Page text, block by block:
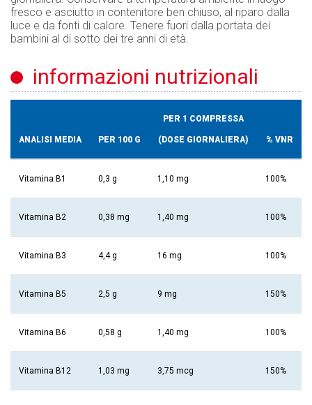
fresco e asciutto in contenitore ben chiuso, al riparo dalla
luce e da fonti di calore. Tenere fuori dalla portata dei
bambini al di sotto dei tre anni di età.
informazioni nutrizionali
ANALISI MEDIA PER 100 G
PER 1 COMPRESSA
(DOSE GIORNALIERA) % VNR
Vitamina B1 0,3 g 1,10 mg 100%
Vitamina B2 0,38 mg 1,40 mg 100%
Vitamina B3 4,4 g 16 mg 100%
Vitamina B5 2,5 g 9 mg 150%
Vitamina B6 0,58 g 1,40 mg 100%
Vitamina B12 1,03 mg 3,75 mcg 150%